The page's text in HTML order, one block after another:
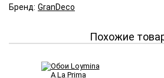
Бренд: GranDeco
Похожие